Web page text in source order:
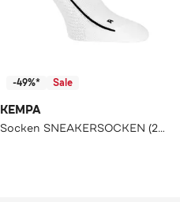
-49%* Sale
KEMPA
Socken SNEAKERSOCKEN (2ER-PACK) weiß